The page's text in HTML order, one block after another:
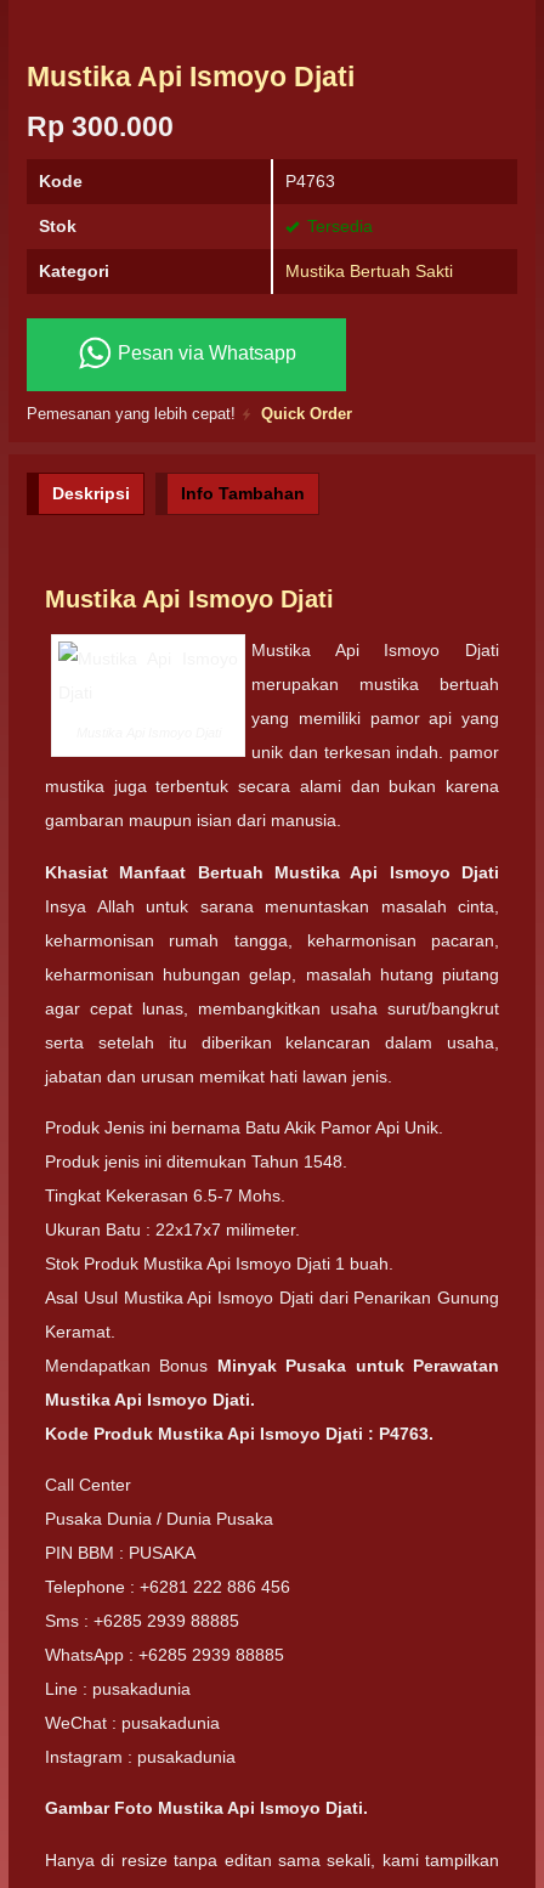
Mustika Api Ismoyo Djati
Rp 300.000
Kode P4763
Stok Tersedia
Kategori Mustika Bertuah Sakti
Pesan via Whatsapp
Pemesanan yang lebih cepat! Quick Order
Deskripsi Info Tambahan
Mustika Api Ismoyo Djati
Mustika Api Ismoyo Djati
merupakan mustika bertuah
yang memiliki pamor api yang
unik dan terkesan indah. pamor
mustika juga terbentuk secara alami dan bukan karena
gambaran maupun isian dari manusia.
Khasiat Manfaat Bertuah Mustika Api Ismoyo Djati
Insya Allah untuk sarana menuntaskan masalah cinta,
keharmonisan rumah tangga, keharmonisan pacaran,
keharmonisan hubungan gelap, masalah hutang piutang
agar cepat lunas, membangkitkan usaha surut/bangkrut
serta setelah itu diberikan kelancaran dalam usaha,
jabatan dan urusan memikat hati lawan jenis.
Produk Jenis ini bernama Batu Akik Pamor Api Unik.
Produk jenis ini ditemukan Tahun 1548.
Tingkat Kekerasan 6.5-7 Mohs.
Ukuran Batu : 22x17x7 milimeter.
Stok Produk Mustika Api Ismoyo Djati 1 buah.
Asal Usul Mustika Api Ismoyo Djati dari Penarikan Gunung
Keramat.
Mendapatkan Bonus Minyak Pusaka untuk Perawatan
Mustika Api Ismoyo Djati.
Kode Produk Mustika Api Ismoyo Djati : P4763.
Call Center
Pusaka Dunia / Dunia Pusaka
PIN BBM : PUSAKA
Telephone : +6281 222 886 456
Sms : +6285 2939 88885
WhatsApp : +6285 2939 88885
Line : pusakadunia
WeChat : pusakadunia
Instagram : pusakadunia
Gambar Foto Mustika Api Ismoyo Djati.
Hanya di resize tanpa editan sama sekali, kami tampilkan